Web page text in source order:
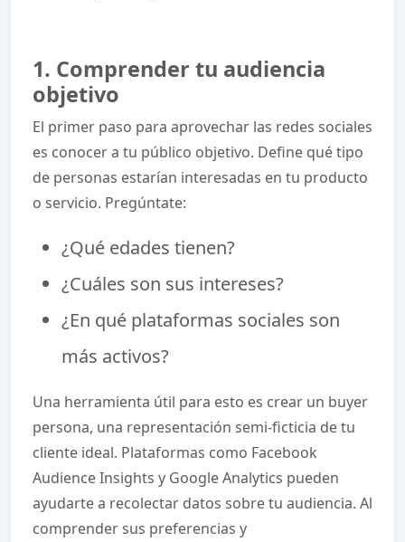
1. Comprender tu audiencia
objetivo
El primer paso para aprovechar las redes sociales
es conocer a tu público objetivo. Define qué tipo
de personas estarían interesadas en tu producto
o servicio. Pregúntate:
¿Qué edades tienen?
¿Cuáles son sus intereses?
¿En qué plataformas sociales son
más activos?
Una herramienta útil para esto es crear un buyer
persona, una representación semi-ficticia de tu
cliente ideal. Plataformas como Facebook
Audience Insights y Google Analytics pueden
ayudarte a recolectar datos sobre tu audiencia. Al
comprender sus preferencias y